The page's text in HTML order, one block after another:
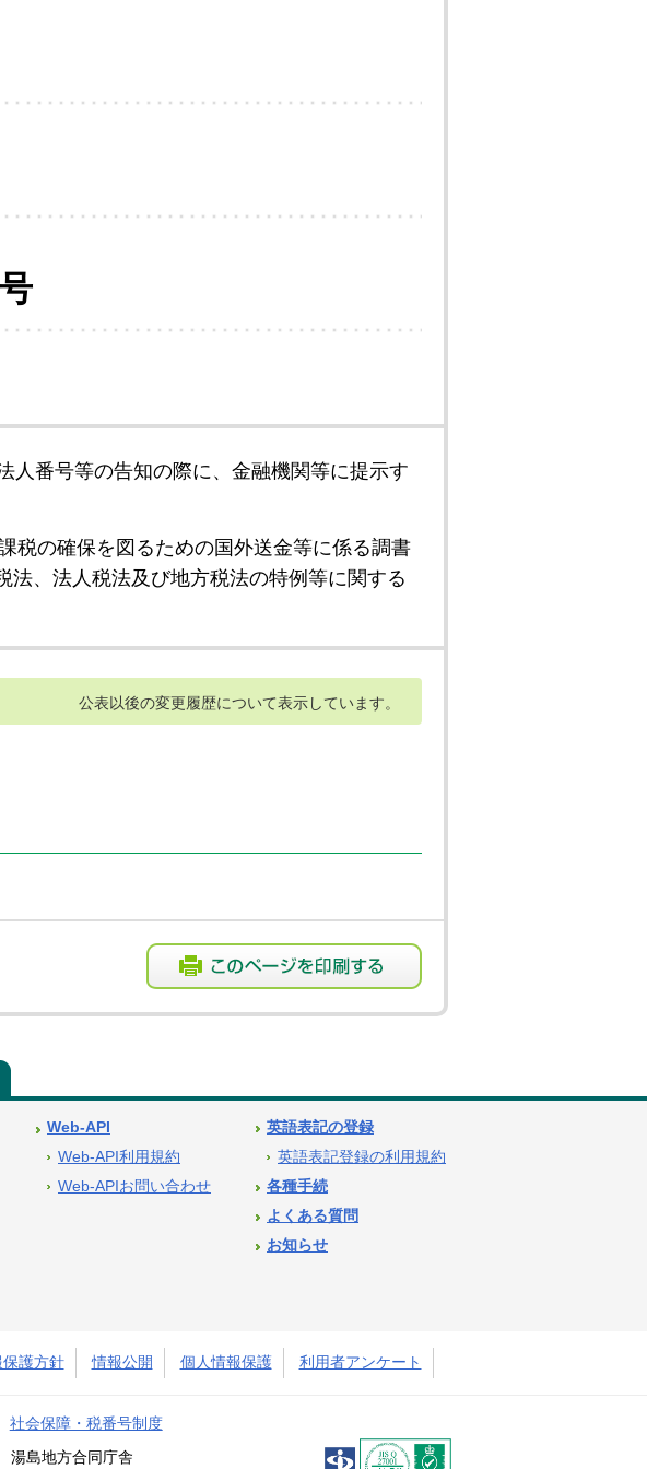
人番号等の告知の際に、金融機関等に提示す
税の確保を図るための国外送金等に係る調書
、法人税法及び地方税法の特例等に関する
公表以後の変更履歴について表示しています。
Web-API
Web-API利用規約
Web-APIお問い合わせ
英語表記の登録
英語表記登録の利用規約
各種手続
よくある質問
お知らせ
護方針 情報公開 個人情報保護 利用者アンケート
社会保障・税番号制度
湯島地方合同庁舎